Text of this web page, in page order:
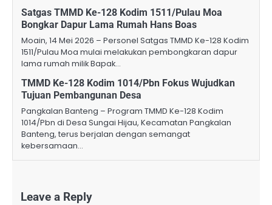
Satgas TMMD Ke-128 Kodim 1511/Pulau Moa
Bongkar Dapur Lama Rumah Hans Boas
Moain, 14 Mei 2026 – Personel Satgas TMMD Ke-128 Kodim
1511/Pulau Moa mulai melakukan pembongkaran dapur
lama rumah milik Bapak…
TMMD Ke-128 Kodim 1014/Pbn Fokus Wujudkan
Tujuan Pembangunan Desa
Pangkalan Banteng – Program TMMD Ke-128 Kodim
1014/Pbn di Desa Sungai Hijau, Kecamatan Pangkalan
Banteng, terus berjalan dengan semangat
kebersamaan…
Leave a Reply